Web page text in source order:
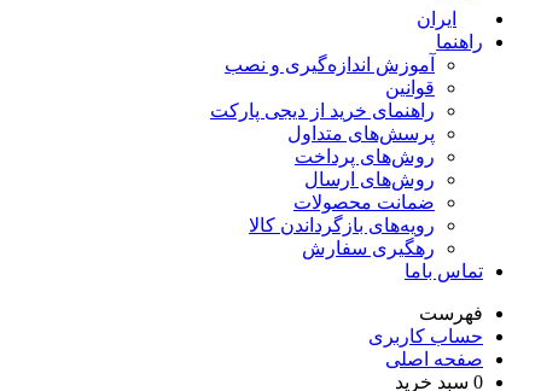
ایران
راهنما
آموزش اندازه‌گیری و نصب
قوانین
راهنمای خرید از دیجی پارکت
پرسش‌های متداول
روش‌های پرداخت
روش‌های ارسال
ضمانت محصولات
رویه‌های بازگرداندن کالا
رهگیری سفارش
تماس باما
فهرست
حساب کاربری
صفحه اصلی
سبد خرید